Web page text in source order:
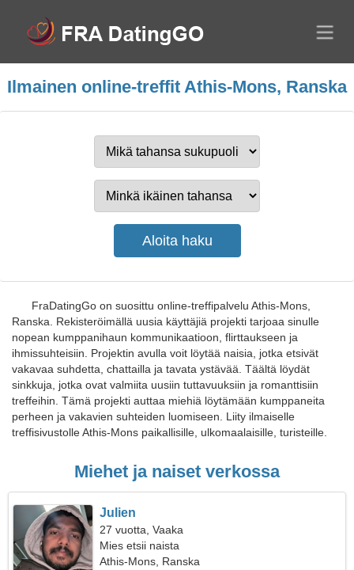
Ilmainen online-treffit Athis-Mons, Ranska
FraDatingGo on suosittu online-treffipalvelu Athis-Mons,
Ranska. Rekisteröimällä uusia käyttäjiä projekti tarjoaa sinulle
nopean kumppanihaun kommunikaatioon, flirttaukseen ja
ihmissuhteisiin. Projektin avulla voit löytää naisia, jotka etsivät
vakavaa suhdetta, chattailla ja tavata ystävää. Täältä löydät
sinkkuja, jotka ovat valmiita uusiin tuttavuuksiin ja romanttisiin
treffeihin. Tämä projekti auttaa miehiä löytämään kumppaneita
perheen ja vakavien suhteiden luomiseen. Liity ilmaiselle
treffisivustolle Athis-Mons paikallisille, ulkomaalaisille, turisteille.
Miehet ja naiset verkossa
Julien
27 vuotta, Vaaka
Mies etsii naista
Athis-Mons, Ranska